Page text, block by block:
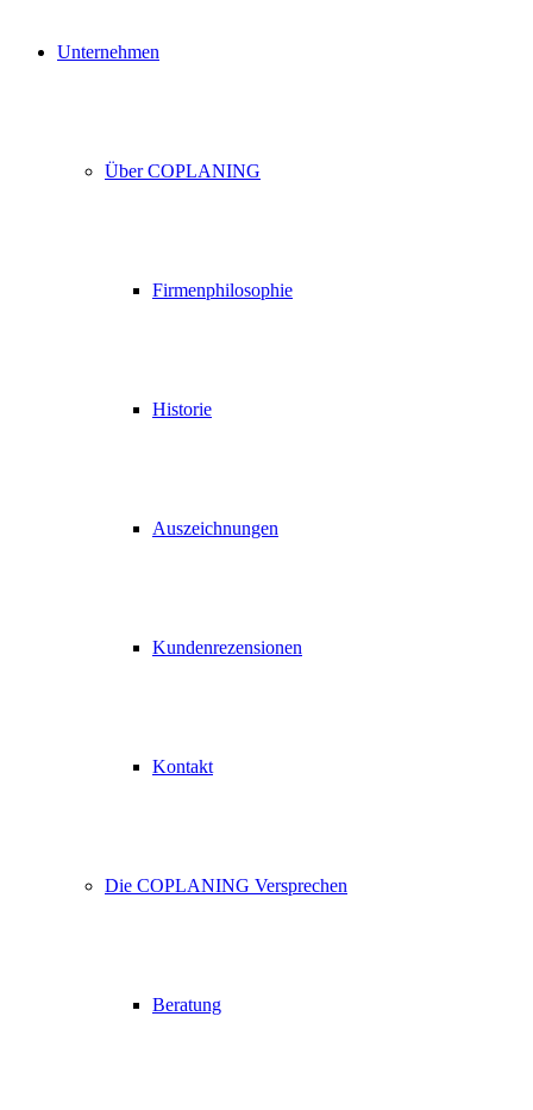
Unternehmen
Über COPLANING
Firmenphilosophie
Historie
Auszeichnungen
Kundenrezensionen
Kontakt
Die COPLANING Versprechen
Beratung